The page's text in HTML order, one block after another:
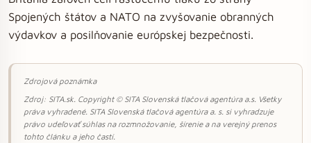
Spojených štátov a NATO na zvyšovanie obranných
výdavkov a posilňovanie európskej bezpečnosti.
Zdrojová poznámka
Zdroj: SITA.sk. Copyright © SITA Slovenská tlačová agentúra a.s. Všetky
práva vyhradené. SITA Slovenská tlačová agentúra a. s. si vyhradzuje
právo udeľovať súhlas na rozmnožovanie, šírenie a na verejný prenos
tohto článku a jeho častí.